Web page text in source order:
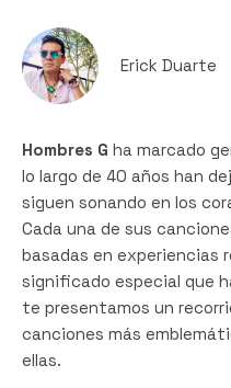
Erick Duarte
Hombres G ha marcado
lo largo de 40 años han
siguen sonando en los
Cada una de sus
basadas en experiencias
significado especial que
te presentamos un
canciones más
ellas.